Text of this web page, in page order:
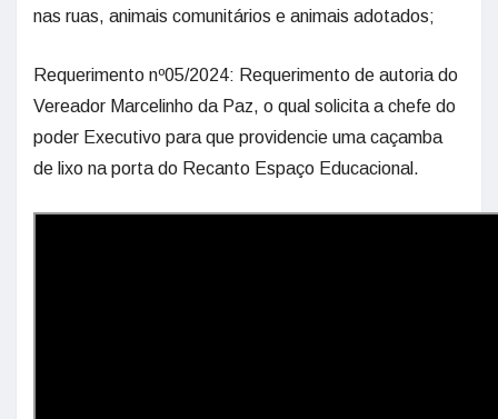
nas ruas, animais comunitários e animais adotados;
Requerimento nº05/2024: Requerimento de autoria do
Vereador Marcelinho da Paz, o qual solicita a chefe do
poder Executivo para que providencie uma caçamba
de lixo na porta do Recanto Espaço Educacional.